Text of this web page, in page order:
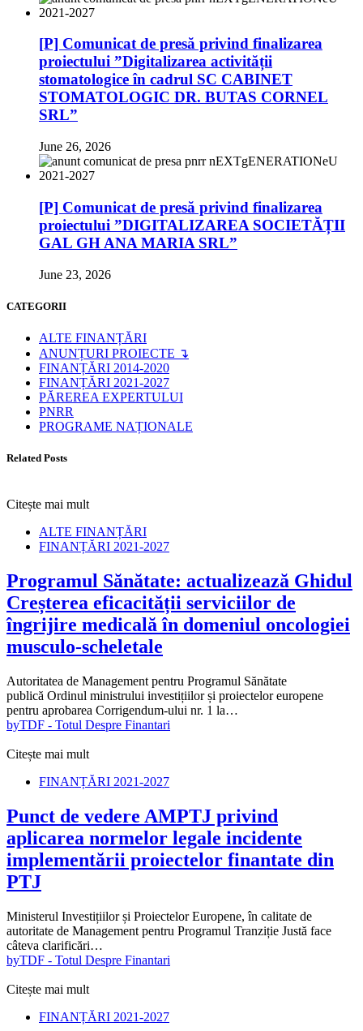
[P] Comunicat de presă privind finalizarea
proiectului ”Digitalizarea activității
stomatologice în cadrul SC CABINET
STOMATOLOGIC DR. BUTAS CORNEL
SRL”
June 26, 2026
[P] Comunicat de presă privind finalizarea
proiectului ”DIGITALIZAREA SOCIETĂȚII
GAL GH ANA MARIA SRL”
June 23, 2026
CATEGORII
ALTE FINANȚĂRI
ANUNȚURI PROIECTE ↴
FINANȚĂRI 2014-2020
FINANȚĂRI 2021-2027
PĂREREA EXPERTULUI
PNRR
PROGRAME NAȚIONALE
Related Posts
Citește mai mult
ALTE FINANȚĂRI
FINANȚĂRI 2021-2027
Programul Sănătate: actualizează Ghidul
Creșterea eficacității serviciilor de
îngrijire medicală în domeniul oncologiei
musculo-scheletale
Autoritatea de Management pentru Programul Sănătate
publică Ordinul ministrului investițiilor și proiectelor europene
pentru aprobarea Corrigendum-ului nr. 1 la…
byTDF - Totul Despre Finantari
Citește mai mult
FINANȚĂRI 2021-2027
Punct de vedere AMPTJ privind
aplicarea normelor legale incidente
implementării proiectelor finantate din
PTJ
Ministerul Investițiilor și Proiectelor Europene, în calitate de
autoritate de Management pentru Programul Tranziție Justă face
câteva clarificări…
byTDF - Totul Despre Finantari
Citește mai mult
FINANȚĂRI 2021-2027